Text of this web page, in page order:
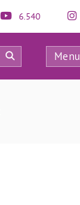
6.540
Menu